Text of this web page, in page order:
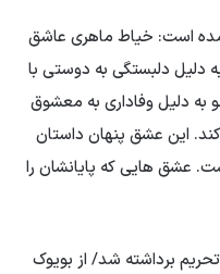
آمده است: خیاط ماهری عاشق
دلبستگی به دوستی با
به دلیل وفاداری به معشوق
این عشق پنهان داستان
عشق هایی که پایانشان را
بهزاد فراهانی پس از 3 سال تحریم برداشته شد/ از بویوک